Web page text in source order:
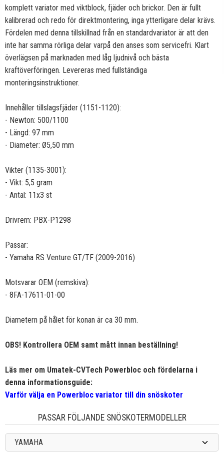
komplett variator med viktblock, fjäder och brickor. Den är fullt
kalibrerad och redo för direktmontering, inga ytterligare delar krävs.
Fördelen med denna tillskillnad från en standardvariator är att den
inte har samma rörliga delar varpå den anses som servicefri. Klart
överlägsen på marknaden med låg ljudnivå och bästa
kraftöverföringen. Levereras med fullständiga
monteringsinstruktioner.
Innehåller tillslagsfjäder (1151-1120):
- Newton: 500/1100
- Längd: 97 mm
- Diameter: Ø5,50 mm
Vikter (1135-3001):
- Vikt: 5,5 gram
- Antal: 11x3 st
Drivrem: PBX-P1298
Passar:
- Yamaha RS Venture GT/TF (2009-2016)
Motsvarar OEM (remskiva):
- 8FA-17611-01-00
Diametern på hålet för konan är ca 30 mm.
OBS! Kontrollera OEM samt mått innan beställning!
Läs mer om Umatek-CVTech Powerbloc och fördelarna i
denna informationsguide:
Varför välja en Powerbloc variator till din snöskoter
PASSAR FÖLJANDE SNÖSKOTERMODELLER
YAMAHA